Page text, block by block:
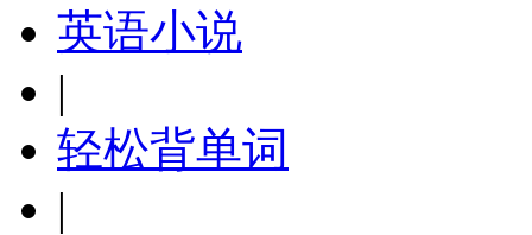
英语小说
|
轻松背单词
|